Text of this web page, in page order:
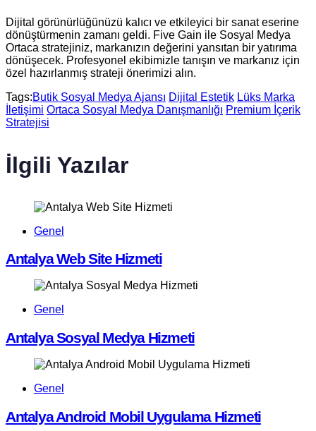
Dijital görünürlüğünüzü kalıcı ve etkileyici bir sanat eserine
dönüştürmenin zamanı geldi. Five Gain ile Sosyal Medya
Ortaca stratejiniz, markanızın değerini yansıtan bir yatırıma
dönüşecek. Profesyonel ekibimizle tanışın ve markanız için
özel hazırlanmış strateji önerimizi alın.
Tags:Butik Sosyal Medya Ajansı Dijital Estetik Lüks Marka
İletişimi Ortaca Sosyal Medya Danışmanlığı Premium İçerik
Stratejisi
İlgili Yazılar
Genel
Antalya Web Site Hizmeti
Genel
Antalya Sosyal Medya Hizmeti
Genel
Antalya Android Mobil Uygulama Hizmeti